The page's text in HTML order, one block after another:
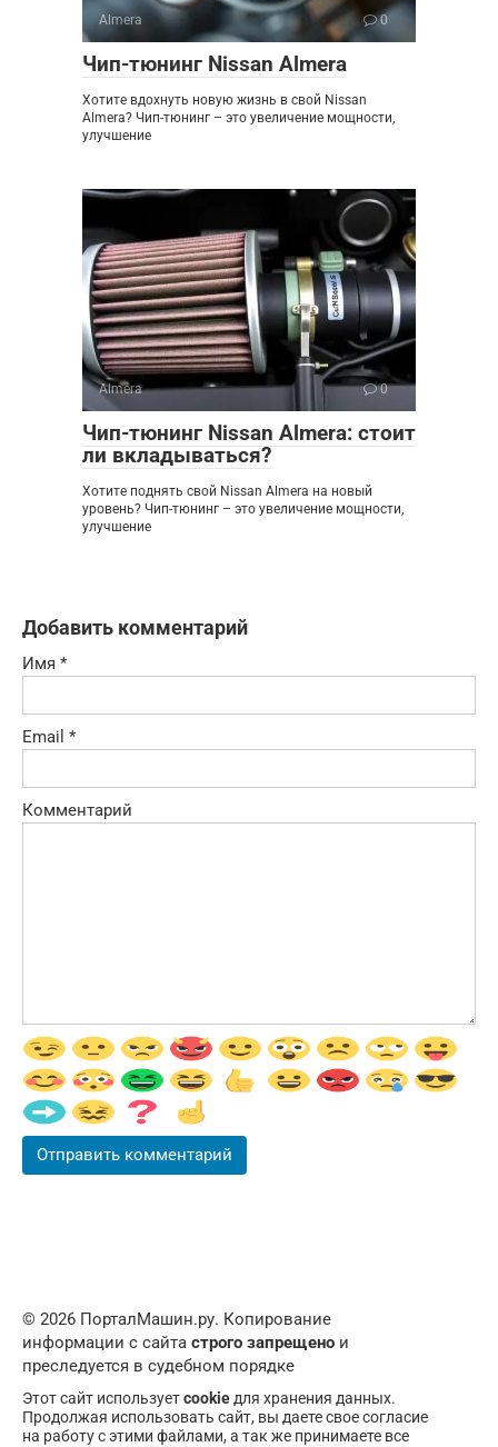
Almera 0
Чип-тюнинг Nissan Almera
Хотите вдохнуть новую жизнь в свой Nissan
Almera? Чип-тюнинг – это увеличение мощности,
улучшение
Almera 0
Чип-тюнинг Nissan Almera: стоит
ли вкладываться?
Хотите поднять свой Nissan Almera на новый
уровень? Чип-тюнинг – это увеличение мощности,
улучшение
Добавить комментарий
Имя *
Email *
Комментарий
© 2026 ПорталМашин.ру. Копирование
информации с сайта строго запрещено и
преследуется в судебном порядке
Этот сайт используетcookie для хранения данных.
Продолжая использовать сайт, вы даете свое согласие
на работу с этими файлами, а так же принимаете все